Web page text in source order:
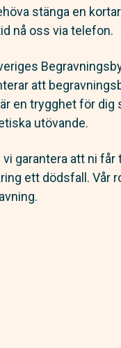
stänga en
nå oss via telefon.
att
en trygghet för
utövande.
garantera att ni
ett dödsfall. Vår